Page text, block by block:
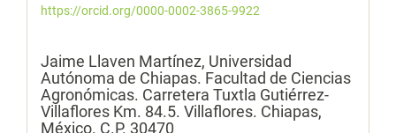
https://orcid.org/0000-0002-3865-9922
Jaime Llaven Martínez, Universidad
Autónoma de Chiapas. Facultad de Ciencias
Agronómicas. Carretera Tuxtla Gutiérrez-
Villaflores Km. 84.5. Villaflores. Chiapas,
México. C.P. 30470